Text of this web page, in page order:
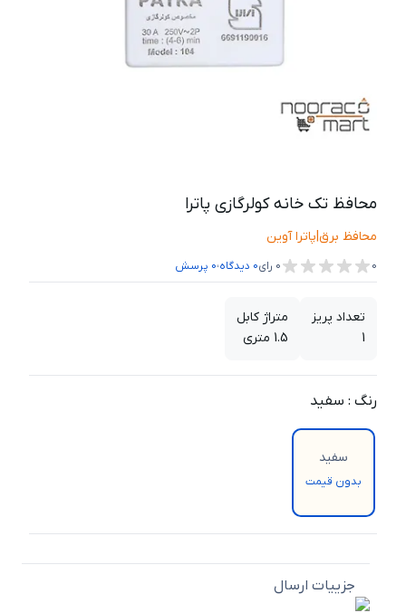
محافظ تک خانه کولرگازی پاترا
محافظ برق|پاترا آوین
0
0 رای0 دیدگاه،0 پرسش
تعداد پریز
1
متراژ کابل
1.5 متری
رنگ : سفید
سفید
بدون قیمت
جزییات ارسال